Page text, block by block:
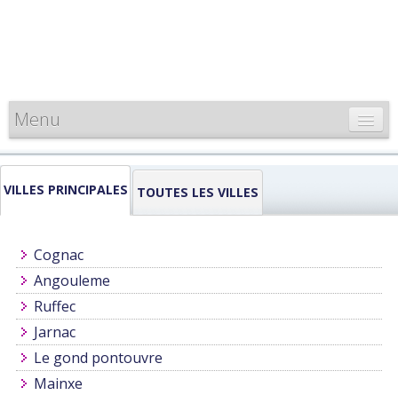
Menu
CARTE DE FRANCE
INFORMATIONS
VILLES PRINCIPALES TOUTES LES VILLES
Cognac
Angouleme
Ruffec
Jarnac
Le gond pontouvre
Mainxe